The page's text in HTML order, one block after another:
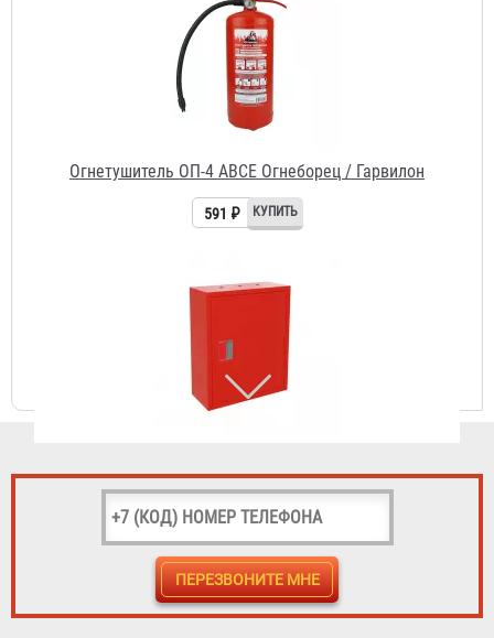
Огнетушитель ОП-4 АВСЕ Огнеборец / Гарвилон
591 ₽
Шкаф пожарный ШПК-310 НЗК
Кран КПЧ 65-1